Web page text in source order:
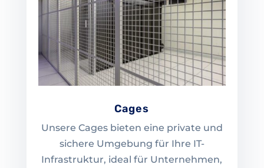
Cages
Unsere Cages bieten eine private und
sichere Umgebung für Ihre IT-
Infrastruktur, ideal für Unternehmen,